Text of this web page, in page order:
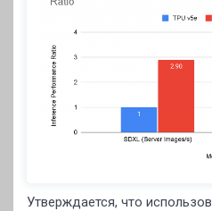
Утверждается, что